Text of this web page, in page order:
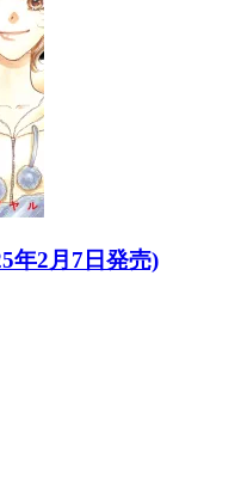
年2月7日発売)